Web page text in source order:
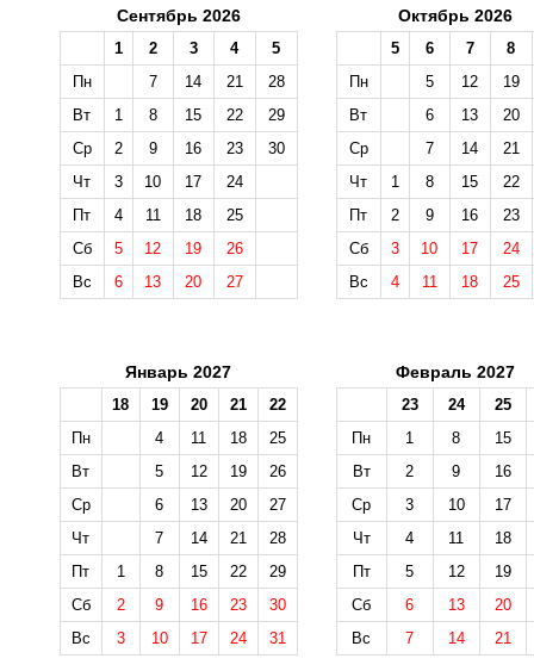
Сентябрь 2026
1 2 3 4
5
Пн
7 14 21
28
Вт
1 8 15 22
29
Ср
2 9 16 23
30
Чт
3 10 17
24
Пт
4 11 18
25
Сб
5 12 19
26
Вс
6 13 20 27
Октябрь 2026
5 6 7
8
Пн
5 12
19
Вт
6 13
20
Ср
7 14
21
Чт
1 8 15
22
Пт
2 9 16
23
Сб
3 10 17
24
Вс
4 11 18 25
Январь 2027
18 19 20 21
22
Пн
4 11 18
25
Вт
5 12 19
26
Ср
6 13 20
27
Чт
7 14 21
28
Пт
1 8 15 22
29
Сб
2 9 16 23
30
Вс
3 10 17 24 31
Февраль 2027
23 24
25
Пн
1 8
15
Вт
2 9
16
Ср
3 10
17
Чт
4 11
18
Пт
5 12
19
Сб
6 13
20
Вс
7 14 21